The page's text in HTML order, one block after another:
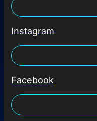
Instagram
Facebook